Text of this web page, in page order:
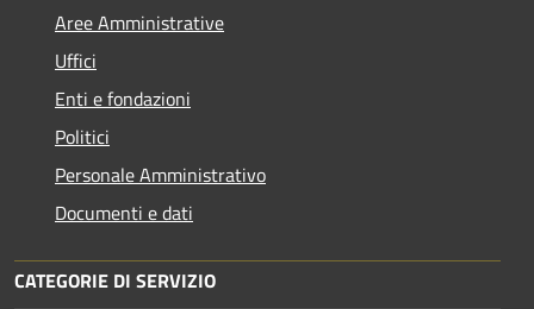
Aree Amministrative
Uffici
Enti e fondazioni
Politici
Personale Amministrativo
Documenti e dati
CATEGORIE DI SERVIZIO